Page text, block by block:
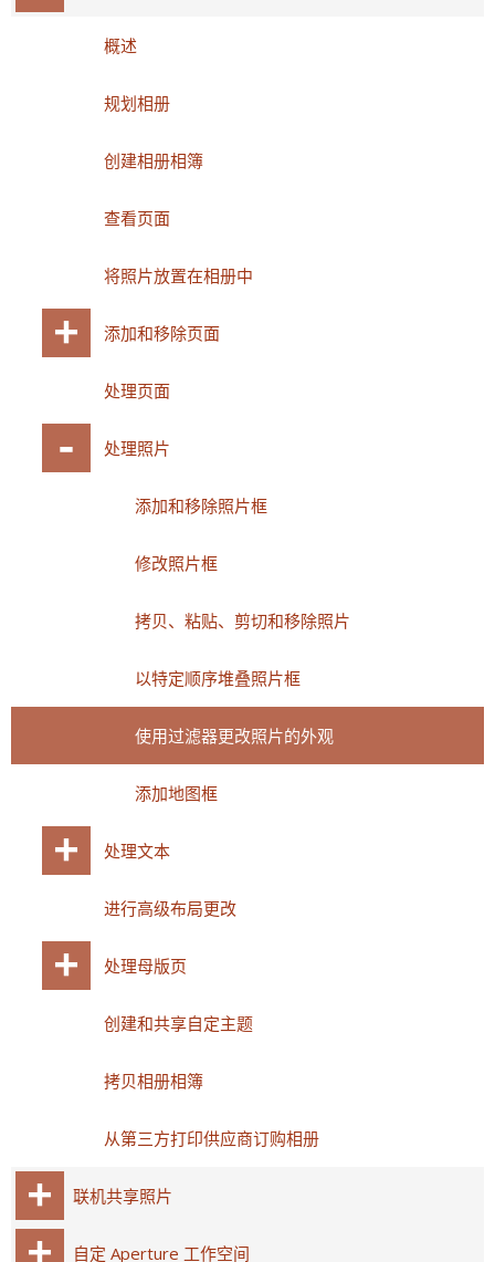
概述
规划相册
创建相册相簿
查看页面
将照片放置在相册中
添加和移除页面
处理页面
处理照片
添加和移除照片框
修改照片框
拷贝、粘贴、剪切和移除照片
以特定顺序堆叠照片框
使用过滤器更改照片的外观
添加地图框
处理文本
进行高级布局更改
处理母版页
创建和共享自定主题
拷贝相册相簿
从第三方打印供应商订购相册
联机共享照片
自定 Aperture 工作空间